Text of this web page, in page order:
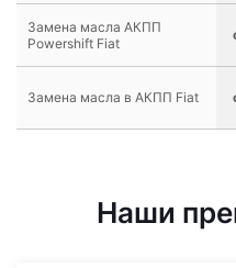
Замена масла АКПП
Powershift Fiat
Замена масла в АКПП Fiat
Наши